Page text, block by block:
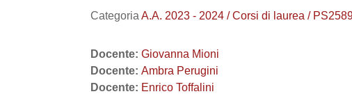
Categoria A.A. 2023 - 2024 / Corsi di laurea /
Docente: Giovanna Mioni
Docente: Ambra Perugini
Docente: Enrico Toffalini